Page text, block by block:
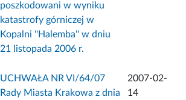
poszkodowani w wyniku
katastrofy górniczej w
Kopalni ''Halemba'' w dniu
21 listopada 2006 r.
UCHWAŁA NR VI/64/07
Rady Miasta Krakowa z dnia
2007-02-
14